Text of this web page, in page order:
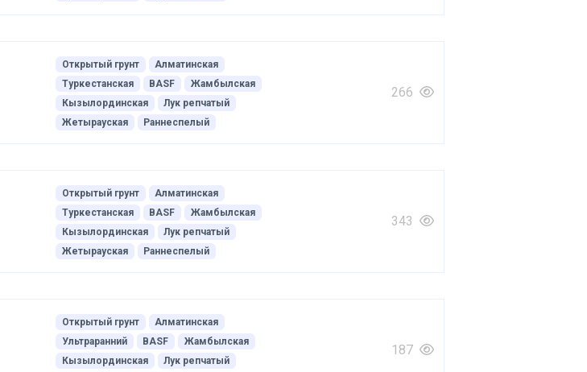
Открытый грунт
Алматинская
Туркестанская
BASF
Жамбылская
Кызылординская
Лук репчатый
Жетырауская
Раннеспелый
266
Открытый грунт
Алматинская
Туркестанская
BASF
Жамбылская
Кызылординская
Лук репчатый
Жетырауская
Раннеспелый
343
Открытый грунт
Алматинская
Ультраранний
BASF
Жамбылская
Кызылординская
Лук репчатый
187